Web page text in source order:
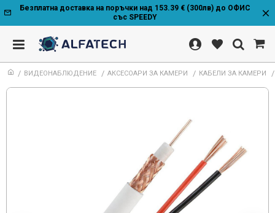
Безплатна доставка на поръчки над 153.39 € (300лв) до ОФИС
със SPEEDY
ВИДЕОНАБЛЮДЕНИЕ АКСЕСОАРИ ЗА КАМЕРИ КАБЕЛИ ЗА КАМЕРИ